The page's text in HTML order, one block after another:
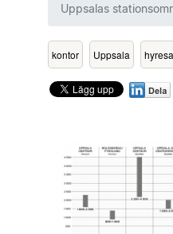
Uppsalas
kontor Uppsala